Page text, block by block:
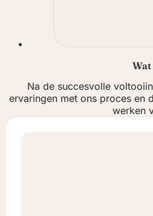
Na de succesvolle
ervaringen met ons proces en
werken